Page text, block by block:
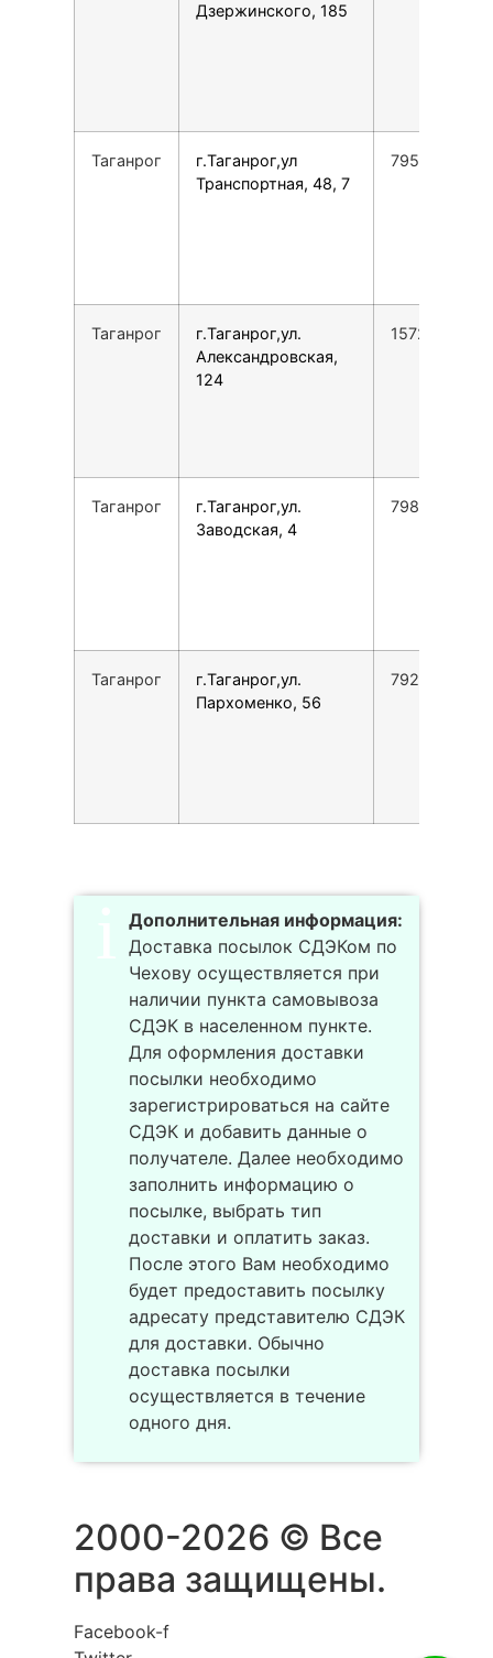
Дзержинского, 185
Таганрог
г.Таганрог,ул
Транспортная, 48, 7
Таганрог
г.Таганрог,ул.
Александровская,
124
Таганрог
г.Таганрог,ул.
Заводская, 4
Таганрог
г.Таганрог,ул.
Пархоменко, 56
79286171468
Дополнительная информация:
Доставка посылок СДЭКом по
Чехову осуществляется при
наличии пункта самовывоза
СДЭК в населенном пункте.
Для оформления доставки
посылки необходимо
зарегистрироваться на сайте
СДЭК и добавить данные о
получателе. Далее необходимо
заполнить информацию о
посылке, выбрать тип
доставки и оплатить заказ.
После этого Вам необходимо
будет предоставить посылку
адресату представителю СДЭК
для доставки. Обычно
доставка посылки
осуществляется в течение
одного дня.
2000-2026 © Все
права защищены.
Facebook-f